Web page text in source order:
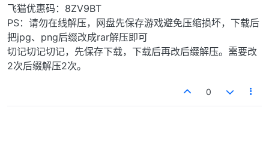
飞猫优惠码：8ZV9BT
PS：请勿在线解压，网盘先保存游戏避免压缩损坏，下载后
把jpg、png后缀改成rar解压即可
切记切记切记，先保存下载，下载后再改后缀解压。需要改
2次后缀解压2次。
0